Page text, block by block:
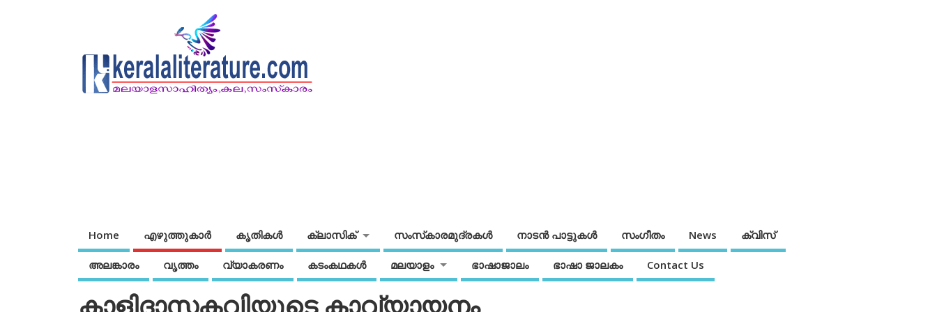
Home എഴുത്തുകാര്‍ കൃതികൾ ക്ലാസിക് സംസ്‌കാരമുദ്രകള്‍ നാടന്‍ പാട്ടുകള്‍ സംഗീതം News ക്വിസ്
അലങ്കാരം വൃത്തം വ്യാകരണം കടംകഥകള്‍ മലയാളം ഭാഷാജാലം ഭാഷാ ജാലകം Contact Us